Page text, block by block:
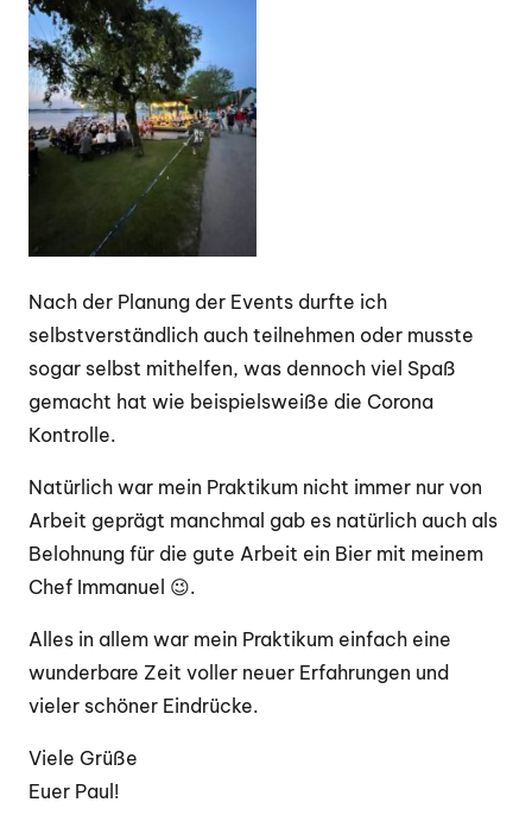
Nach der Planung der Events durfte ich
selbstverständlich auch teilnehmen oder musste
sogar selbst mithelfen, was dennoch viel Spaß
gemacht hat wie beispielsweiße die Corona
Kontrolle.
Natürlich war mein Praktikum nicht immer nur von
Arbeit geprägt manchmal gab es natürlich auch als
Belohnung für die gute Arbeit ein Bier mit meinem
Chef Immanuel 😉.
Alles in allem war mein Praktikum einfach eine
wunderbare Zeit voller neuer Erfahrungen und
vieler schöner Eindrücke.
Viele Grüße
Euer Paul!